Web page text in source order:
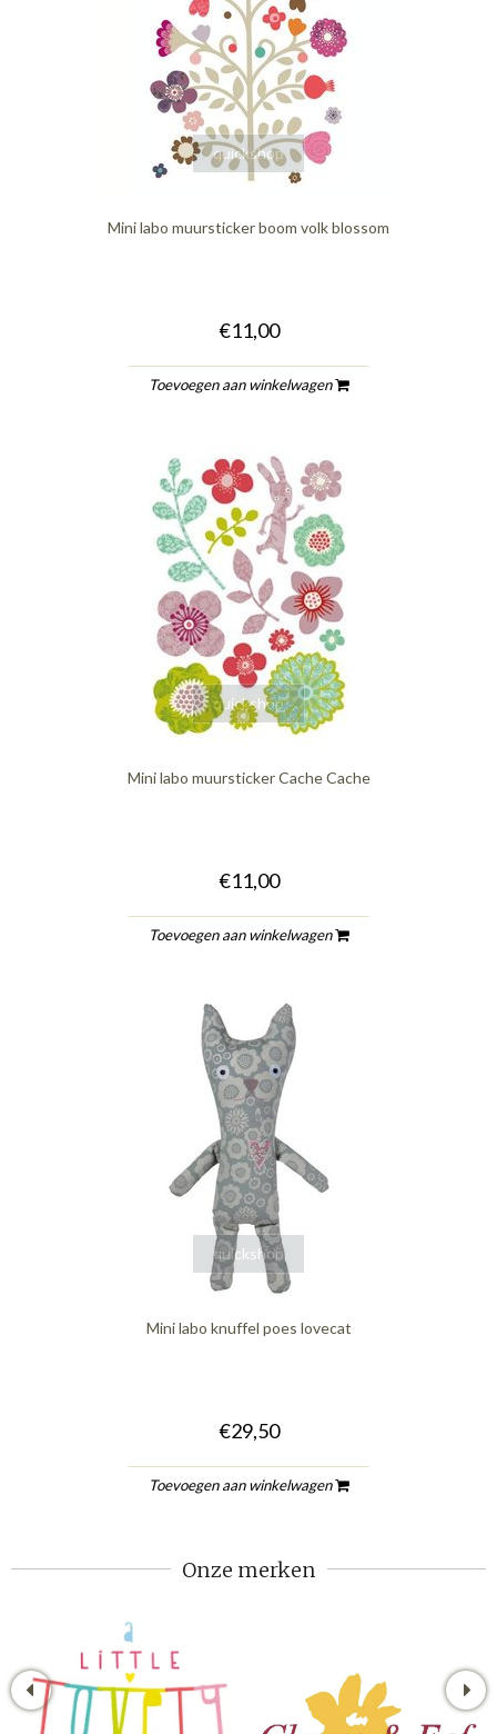
quickshop
Mini labo muursticker boom volk blossom
€11,00
Toevoegen aan winkelwagen
quickshop
Mini labo muursticker Cache Cache
€11,00
Toevoegen aan winkelwagen
quickshop
Mini labo knuffel poes lovecat
€29,50
Toevoegen aan winkelwagen
Onze merken